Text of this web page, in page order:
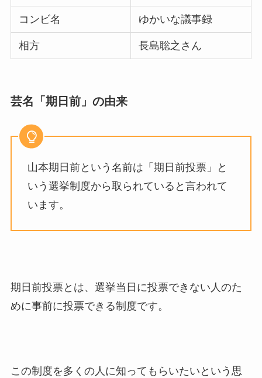
コンビ名 ゆかいな議事録
相方 長島聡之さん
芸名「期日前」の由来
山本期日前という名前は「期日前投票」と
いう選挙制度から取られていると言われて
います。
期日前投票とは、選挙当日に投票できない人のた
めに事前に投票できる制度です。
この制度を多くの人に知ってもらいたいという思